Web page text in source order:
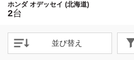
ホンダ オデッセイ (北海道)
2台
並び替え